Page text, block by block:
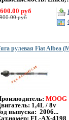
руб
руб
рулевая Fiat Albea
MOOG
1,4L / 8v
выпуска: 2006...
FL-AX-4198